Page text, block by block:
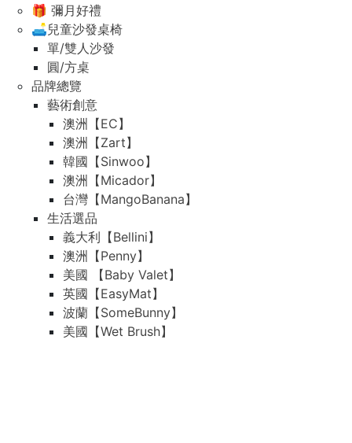
🎁 彌月好禮
🛋️兒童沙發桌椅
單/雙人沙發
圓/方桌
品牌總覽
藝術創意
澳洲【EC】
澳洲【Zart】
韓國【Sinwoo】
澳洲【Micador】
台灣【MangoBanana】
生活選品
義大利【Bellini】
澳洲【Penny】
美國 【Baby Valet】
英國【EasyMat】
波蘭【SomeBunny】
美國【Wet Brush】